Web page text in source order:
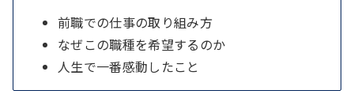
前職での仕事の取り組み方
なぜこの職種を希望するのか
人生で一番感動したこと